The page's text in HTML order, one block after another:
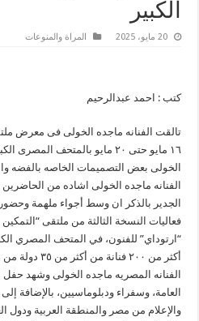
الكبير
20 مايو، 2025 المراة والمنوعات
كتب : احمد عبدالرحيم
تالقت الفنانه ماجده الخولى فى معرض
١٦ مايو حتى ٢٠ مايو بالمتحف
الخولى بعض التصميمات الخاصه بالفضه
الفنانه ماجده الخولى اشاده من
الجدير بالذكر ان وسط أجواء ملهمة
فعاليات النسخة الثالثة من ملتقى
“ارتوداي” للفنون، في المتحف المصري
أكثر من ٢٠٠
الفنانه المصريه ماجده الخولى وشهد
العامة، وسفراء ودبلوماسيين، بالإضافة
والإعلام من مصر والمنطقة العربية ودول